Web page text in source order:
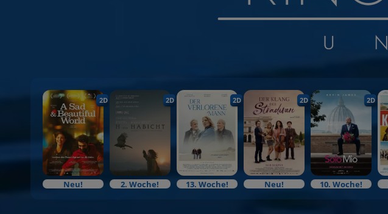
2D
Neu!
2D
2. Woche!
2D
13. Woche!
2D
Neu!
2D
10. Woche!